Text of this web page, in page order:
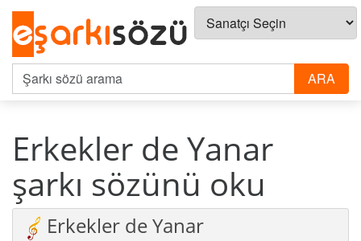
Erkekler de Yanar
şarkı sözünü oku
Erkekler de Yanar